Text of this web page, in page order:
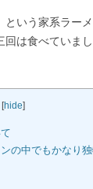
いう家系ラー
回は食べていま
[hide]
の中でもかなり